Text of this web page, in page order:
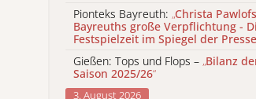
Pionteks Bayreuth: „Christa
Bayreuths große Verpflichtung -
Festspielzeit im Spiegel der Presse
Gießen: Tops und Flops – „Bilanz
Saison 2025/26“
3. August 2026